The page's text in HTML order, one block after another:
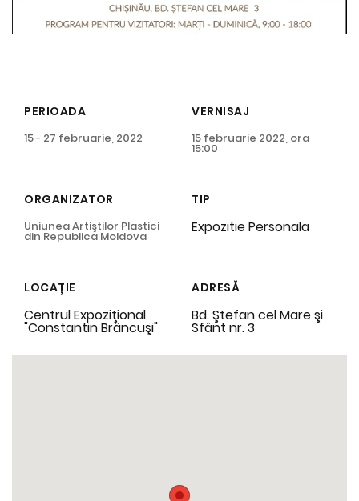
PERIOADA
15 - 27 februarie, 2022
VERNISAJ
15 februarie 2022, ora
15:00
ORGANIZATOR
Uniunea Artiştilor Plastici
din Republica Moldova
TIP
Expozitie Personala
LOCAȚIE
Centrul Expoziţional
"Constantin Brâncuşi"
ADRESĂ
Bd. Ştefan cel Mare şi
Sfânt nr. 3